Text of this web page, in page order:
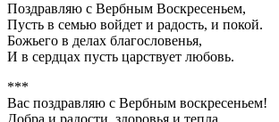
Поздравляю с Вербным Воскресеньем,
Пусть в семью войдет и радость, и покой.
Божьего в делах благословенья,
И в сердцах пусть царствует любовь.
***
Вас поздравляю с Вербным воскресеньем!